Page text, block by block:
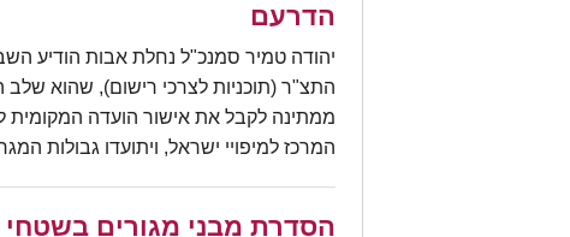
הדרעם
יהודה טמיר סמנכ"ל נחלת אבות הודיע
התצ"ר (תוכניות לצרכי רישום), שהוא
ממתינה לקבל את אישור הועדה המקומית
המרכז למיפויי ישראל, ויתועדו גבולות
הסדרת מבני מגורים